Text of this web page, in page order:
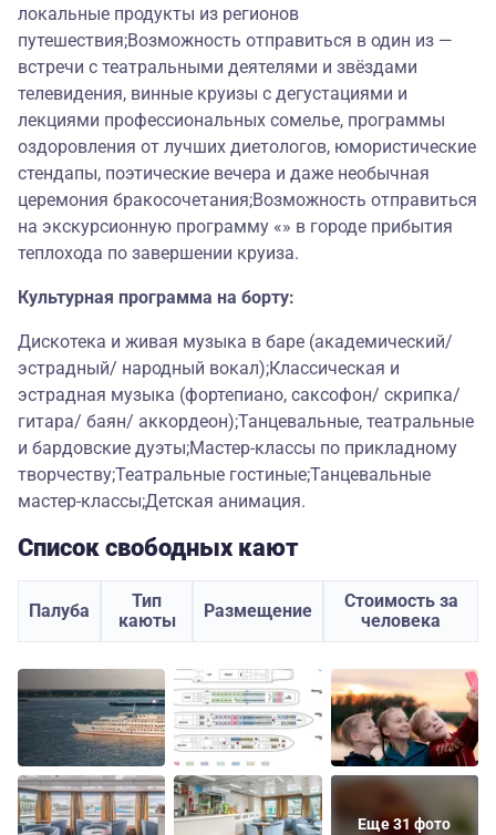
локальные продукты из регионов
путешествия;Возможность отправиться в один из —
встречи с театральными деятелями и звёздами
телевидения, винные круизы с дегустациями и
лекциями профессиональных сомелье, программы
оздоровления от лучших диетологов, юмористические
стендапы, поэтические вечера и даже необычная
церемония бракосочетания;Возможность отправиться
на экскурсионную программу «» в городе прибытия
теплохода по завершении круиза.
Культурная программа на борту:
Дискотека и живая музыка в баре (академический/
эстрадный/ народный вокал);Классическая и
эстрадная музыка (фортепиано, саксофон/ скрипка/
гитара/ баян/ аккордеон);Танцевальные, театральные
и бардовские дуэты;Мастер-классы по прикладному
творчеству;Театральные гостиные;Танцевальные
мастер-классы;Детская анимация.
Список свободных кают
Палуба
Тип
каюты
Размещение
Стоимость за
человека
Еще 31 фото